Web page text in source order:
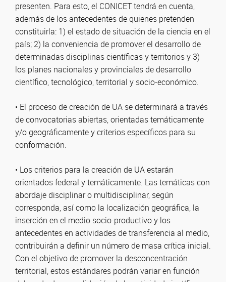
presenten. Para esto, el CONICET tendrá en cuenta,
además de los antecedentes de quienes pretenden
constituirla: 1) el estado de situación de la ciencia en el
país; 2) la conveniencia de promover el desarrollo de
determinadas disciplinas científicas y territorios y 3)
los planes nacionales y provinciales de desarrollo
científico, tecnológico, territorial y socio-económico.
• El proceso de creación de UA se determinará a través
de convocatorias abiertas, orientadas temáticamente
y/o geográficamente y criterios específicos para su
conformación.
• Los criterios para la creación de UA estarán
orientados federal y temáticamente. Las temáticas con
abordaje disciplinar o multidisciplinar, según
corresponda, así como la localización geográfica, la
inserción en el medio socio-productivo y los
antecedentes en actividades de transferencia al medio,
contribuirán a definir un número de masa crítica inicial.
Con el objetivo de promover la desconcentración
territorial, estos estándares podrán variar en función